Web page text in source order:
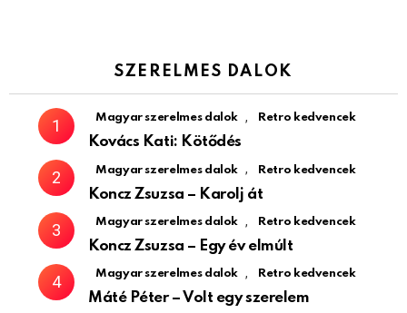
SZERELMES DALOK
Magyar szerelmes dalok , Retro kedvencek
Kovács Kati: Kötődés
Magyar szerelmes dalok , Retro kedvencek
Koncz Zsuzsa – Karolj át
Magyar szerelmes dalok , Retro kedvencek
Koncz Zsuzsa – Egy év elmúlt
Magyar szerelmes dalok , Retro kedvencek
Máté Péter – Volt egy szerelem